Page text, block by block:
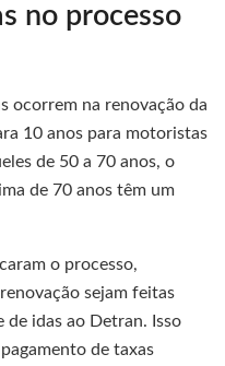
no processo
ocorrem na renovação da
10 anos para motoristas
de 50 a 70 anos, o
de 70 anos têm um
o processo,
sejam feitas
de idas ao Detran. Isso
de taxas